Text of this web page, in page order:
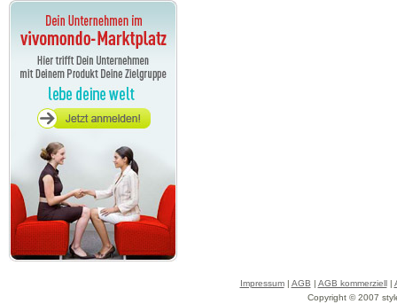
Impressum| AGB | AGB kommerziell|
Copyright © 2007